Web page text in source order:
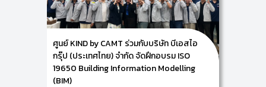
ศูนย์ KIND by CAMT ร่วมกับบริษัท บีเอสไอ
กรุ๊ป (ประเทศไทย) จำกัด จัดฝึกอบรม ISO
19650 Building Information Modelling
(BIM)